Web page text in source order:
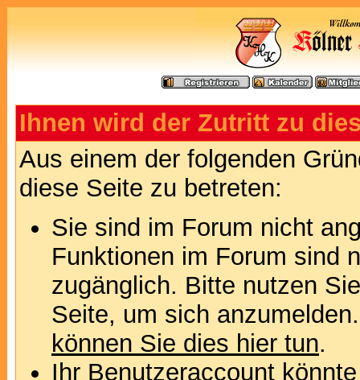
Ihnen wird der Zutritt zu
Aus einem der folgenden
diese Seite zu betreten:
Sie sind im Forum nicht
Funktionen im Forum sind
zugänglich. Bitte nutzen
Seite, um sich
können Sie dies hier tun.
Ihr Benutzeraccount